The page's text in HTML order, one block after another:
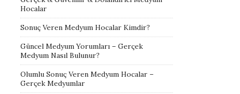
Hocalar
Sonuç Veren Medyum Hocalar Kimdir?
Güncel Medyum Yorumları – Gerçek
Medyum Nasıl Bulunur?
Olumlu Sonuç Veren Medyum Hocalar –
Gerçek Medyumlar